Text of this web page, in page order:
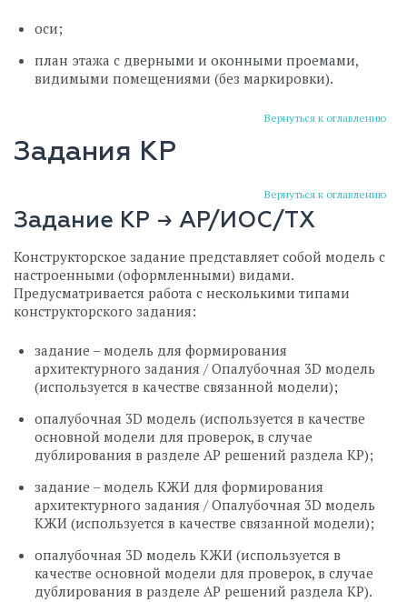
оси;
план этажа с дверными и оконными проемами,
видимыми помещениями (без маркировки).
Вернуться к оглавлению
Задания КР
Вернуться к оглавлению
Задание КР → АР/ИОС/ТХ
Конструкторское задание представляет собой модель с
настроенными (оформленными) видами.
Предусматривается работа с несколькими типами
конструкторского задания:
задание – модель для формирования
архитектурного задания / Опалубочная 3D модель
(используется в качестве связанной модели);
опалубочная 3D модель (используется в качестве
основной модели для проверок, в случае
дублирования в разделе АР решений раздела КР);
задание – модель КЖИ для формирования
архитектурного задания / Опалубочная 3D модель
КЖИ (используется в качестве связанной модели);
опалубочная 3D модель КЖИ (используется в
качестве основной модели для проверок, в случае
дублирования в разделе АР решений раздела КР).